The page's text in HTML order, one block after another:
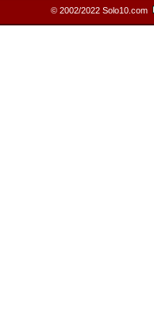
© 2002/2022 Solo10.com